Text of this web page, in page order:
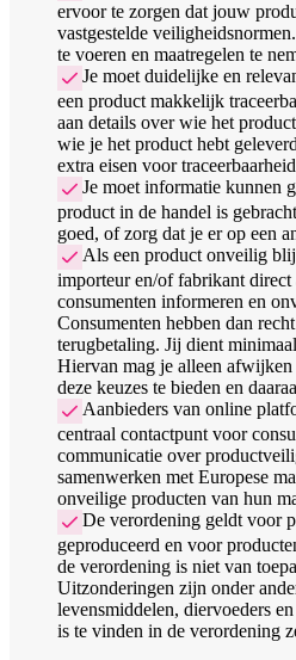
ervoor te zorgen dat jouw
vastgestelde
te voeren en maatregelen te
Je moet duidelijke en
een product makkelijk
aan details over wie het
wie je het product hebt
extra eisen voor
Je moet informatie kunnen
product in de handel is
goed, of zorg dat je er op een
Als een product onveilig
importeur en/of fabrikant direct
consumenten informeren en
Consumenten hebben dan
terugbetaling. Jij dient
Hiervan mag je alleen
deze keuzes te bieden en
Aanbieders van online
centraal contactpunt voor
communicatie over
samenwerken met Europese
onveilige producten van hun
De verordening geldt voor
geproduceerd en voor
de verordening is niet van
Uitzonderingen zijn onder
levensmiddelen, diervoeders
is te vinden in de verordening